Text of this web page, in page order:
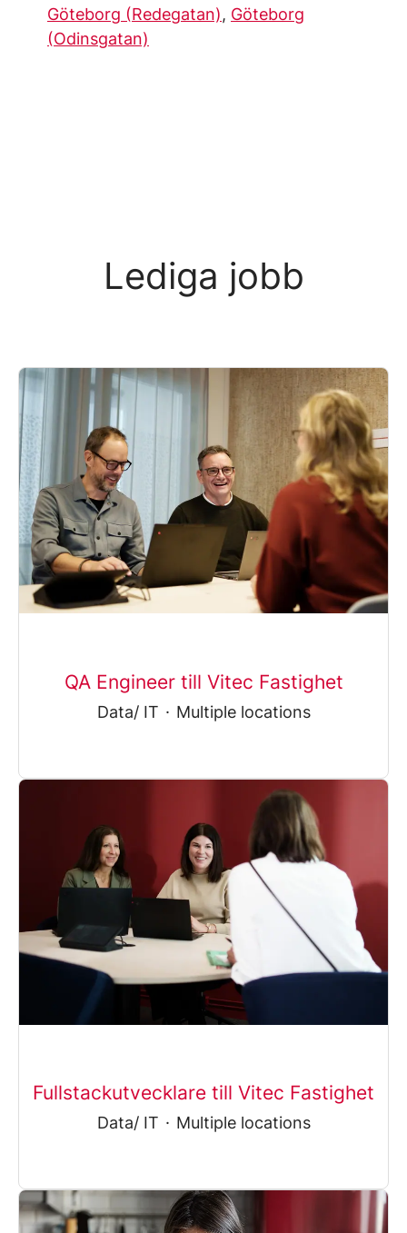
Göteborg (Redegatan), Göteborg
(Odinsgatan)
Lediga jobb
QA Engineer till Vitec Fastighet
Data/ IT · Multiple locations
Fullstackutvecklare till Vitec Fastighet
Data/ IT · Multiple locations